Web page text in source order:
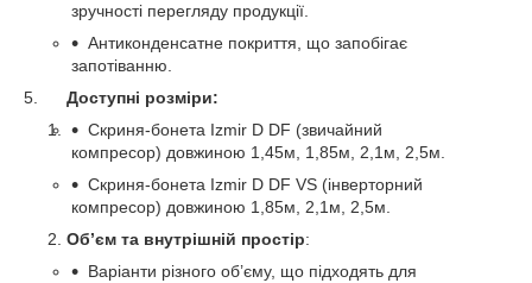
зручності перегляду продукції.
Антиконденсатне покриття, що запобігає
запотіванню.
5. Доступні розміри:
Скриня-бонета Izmir D DF (звичайний
компресор) довжиною 1,45м, 1,85м, 2,1м, 2,5м.
Скриня-бонета Izmir D DF VS (інверторний
компресор) довжиною 1,85м, 2,1м, 2,5м.
Об’єм та внутрішній простір:
Варіанти різного об’єму, що підходять для